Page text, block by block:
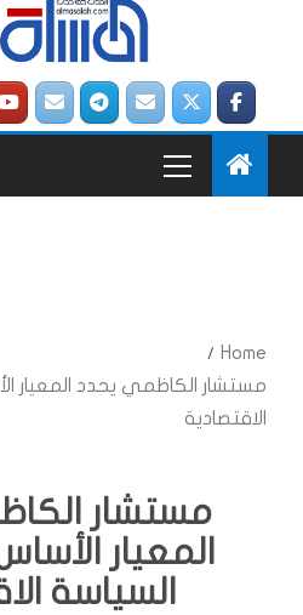
Home
مستشار الكاظمي يحدد المعيار
الاقتصادية
مستشار
المعيار
السياسة